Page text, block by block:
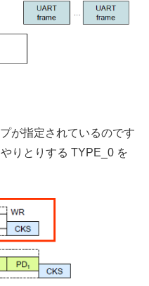
が指定されているのです
りとりする TYPE_0 を